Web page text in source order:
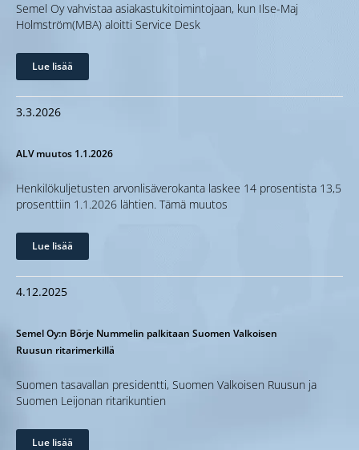
Semel Oy vahvistaa asiakastukitoimintojaan, kun Ilse-Maj
Holmström(MBA) aloitti Service Desk
Lue lisää
3.3.2026
ALV muutos 1.1.2026
Henkilökuljetusten arvonlisäverokanta laskee 14 prosentista 13,5
prosenttiin 1.1.2026 lähtien. Tämä muutos
Lue lisää
4.12.2025
Semel Oy:n Börje Nummelin palkitaan Suomen Valkoisen
Ruusun ritarimerkillä
Suomen tasavallan presidentti, Suomen Valkoisen Ruusun ja
Suomen Leijonan ritarikuntien
Lue lisää